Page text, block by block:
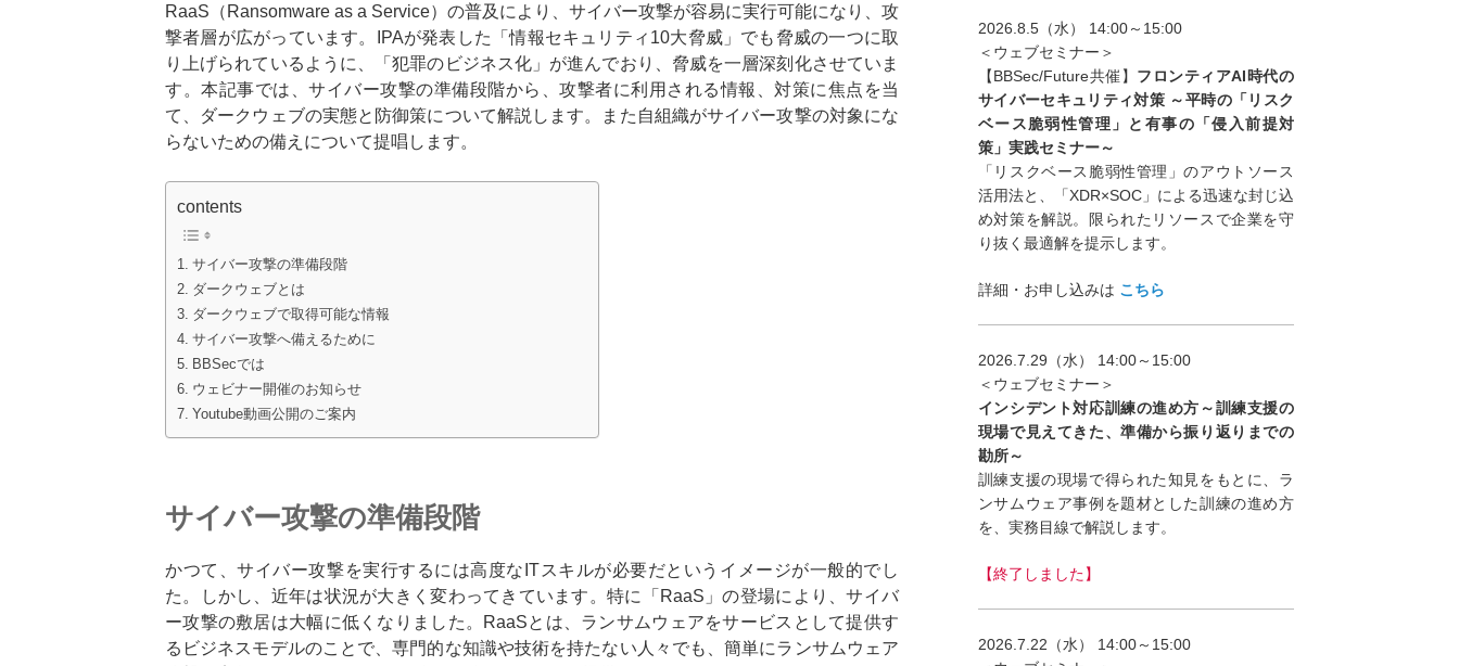
RaaS（Ransomware as a Service）の普及により、サイバー攻撃が容易に実行可能になり、攻
撃者層が広がっています。IPAが発表した「情報セキュリティ10大脅威」でも脅威の一つに取
り上げられているように、「犯罪のビジネス化」が進んでおり、脅威を一層深刻化させていま
す。本記事では、サイバー攻撃の準備段階から、攻撃者に利用される情報、対策に焦点を当
て、ダークウェブの実態と防御策について解説します。また自組織がサイバー攻撃の対象にな
らないための備えについて提唱します。
contents
サイバー攻撃の準備段階
ダークウェブとは
ダークウェブで取得可能な情報
サイバー攻撃へ備えるために
BBSecでは
ウェビナー開催のお知らせ
Youtube動画公開のご案内
サイバー攻撃の準備段階
かつて、サイバー攻撃を実行するには高度なITスキルが必要だというイメージが一般的でし
た。しかし、近年は状況が大きく変わってきています。特に「RaaS」の登場により、サイバ
ー攻撃の敷居は大幅に低くなりました。RaaSとは、ランサムウェアをサービスとして提供す
るビジネスモデルのことで、専門的な知識や技術を持たない人々でも、簡単にランサムウェア
2026.8.5（水） 14:00～15:00
＜ウェブセミナー＞
【BBSec/Future共催】 フロンティアAI時代の
サイバーセキュリティ対策 ～平時の「リスク
ベース脆弱性管理」と有事の「侵入前提対
策」実践セミナー～
「リスクベース脆弱性管理」のアウトソース
活用法と、「XDR×SOC」による迅速な封じ込
め対策を解説。限られたリソースで企業を守
り抜く最適解を提示します。
詳細・お申し込みは こちら
2026.7.29（水） 14:00～15:00
＜ウェブセミナー＞
インシデント対応訓練の進め方～訓練支援の
現場で見えてきた、準備から振り返りまでの
勘所～
訓練支援の現場で得られた知見をもとに、ラ
ンサムウェア事例を題材とした訓練の進め方
を、実務目線で解説します。
【終了しました】
2026.7.22（水） 14:00～15:00